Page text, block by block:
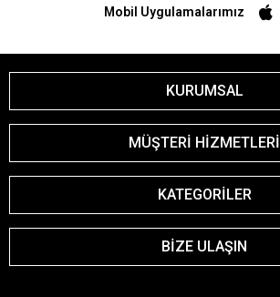
Mobil Uygulamalarımız
KURUMSAL
MÜŞTERİ HİZMETLERİ
KATEGORİLER
BİZE ULAŞIN